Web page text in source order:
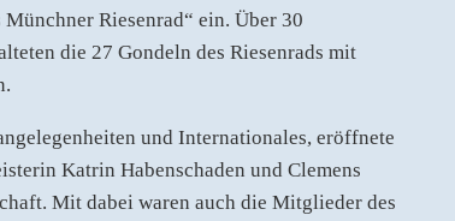
Riesenrad“ ein. Über 30
die 27 Gondeln des Riesenrads mit
und Internationales, eröffnete
Katrin Habenschaden und Clemens
Mit dabei waren auch die Mitglieder des